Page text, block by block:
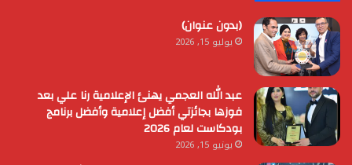
(بدون عنوان)
يوليو 15, 2026
عبد الله العجمي يهنئ الإعلامية رنا علي بعد
فوزها بجائزتي أفضل إعلامية وأفضل برنامج
بودكاست لعام 2026
يونيو 15, 2026